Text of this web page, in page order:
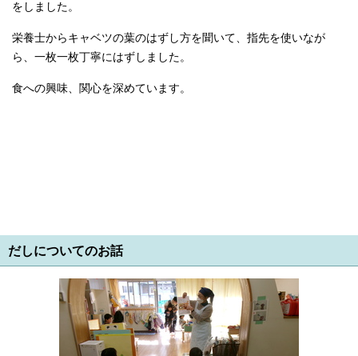
をしました。
栄養士からキャベツの葉のはずし方を聞いて、指先を使いなが
ら、一枚一枚丁寧にはずしました。
食への興味、関心を深めています。
だしについてのお話